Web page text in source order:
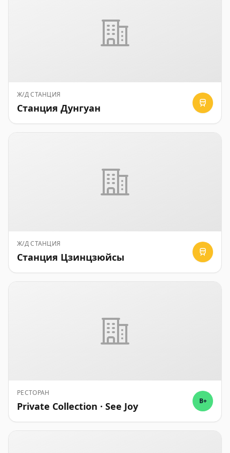
Ж/Д СТАНЦИЯ
Станция Дунгуан
Ж/Д СТАНЦИЯ
Станция Цзинцзюйсы
РЕСТОРАН
Private Collection · See Joy B+